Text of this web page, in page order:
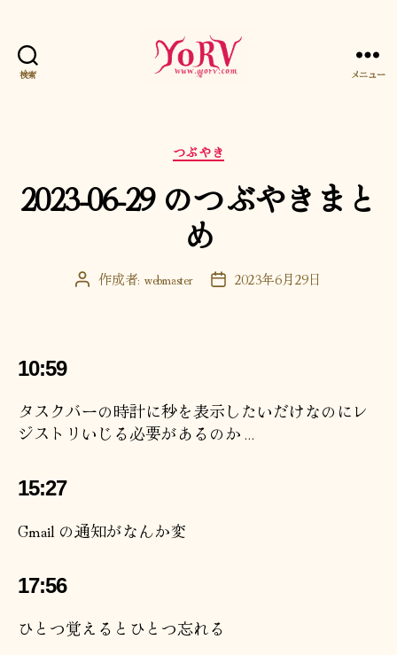
検索 メニュー
カ
テ
ゴ
リ
ー
つぶやき
2023-06-29 のつぶやきまと
め
投 作成者: webmaster
投 2023年6月29日
10:59
タスクバーの時計に秒を表示したいだけなのにレ
ジストリいじる必要があるのか…
15:27
Gmail の通知がなんか変
17:56
ひとつ覚えるとひとつ忘れる